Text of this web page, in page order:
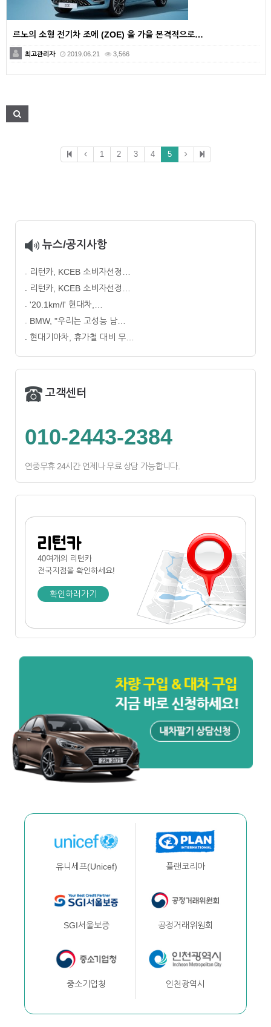
르노의 소형 전기차 조에 (ZOE) 올 가을 본격적으로…
최고관리자 2019.06.21 3,566
1 2 3 4 5
뉴스/공지사항
리턴카, KCEB 소비자선정…
리턴카, KCEB 소비자선정…
'20.1km/l' 현대차,…
BMW, "우리는 고성능 남…
현대기아차, 휴가철 대비 무…
고객센터
010-2443-2384
연중무휴 24시간 언제나 무료 상담 가능합니다.
리턴카
40여개의 리턴카
전국지점을 확인하세요!
확인하러가기
유니세프(Unicef) 플랜코리아
SGI서울보증 공정거래위원회
중소기업청 인천광역시